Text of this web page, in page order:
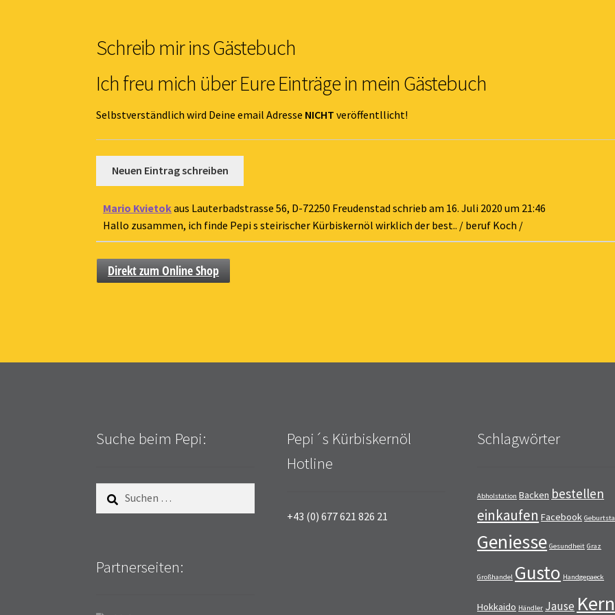
Schreib mir ins Gästebuch
Ich freu mich über Eure Einträge in mein Gästebuch
Selbstverständlich wird Deine email Adresse NICHT veröffentllicht!
Mario Kvietokaus Lauterbadstrasse 56, D-72250 Freudenstad schrieb am 16. Juli 2020 um 21:46
Hallo zusammen, ich finde Pepi s steirischer Kürbiskernöl wirklich der best.. / beruf Koch /
Direkt zum Online Shop
Suche beim Pepi:
nach:
Partnerseiten:
Pepi´s Kürbiskernöl
Hotline
+43 (0) 677 621 826 21
Schlagwörter
Abholstation Backen bestellen
einkaufen Facebook
Geniesse Gesundheit Graz
Großhandel Gusto Handgepaeck
Hokkaido Händler Jause